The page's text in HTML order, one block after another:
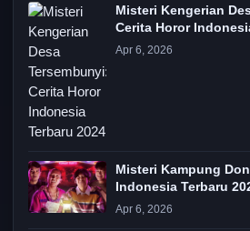
Misteri Kengerian
Cerita Horor
Apr 6, 2026
Misteri Kampung
Indonesia Terbaru
Apr 6, 2026